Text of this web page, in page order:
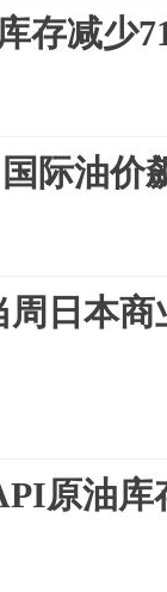
存减少
际油价
周日本
原油库